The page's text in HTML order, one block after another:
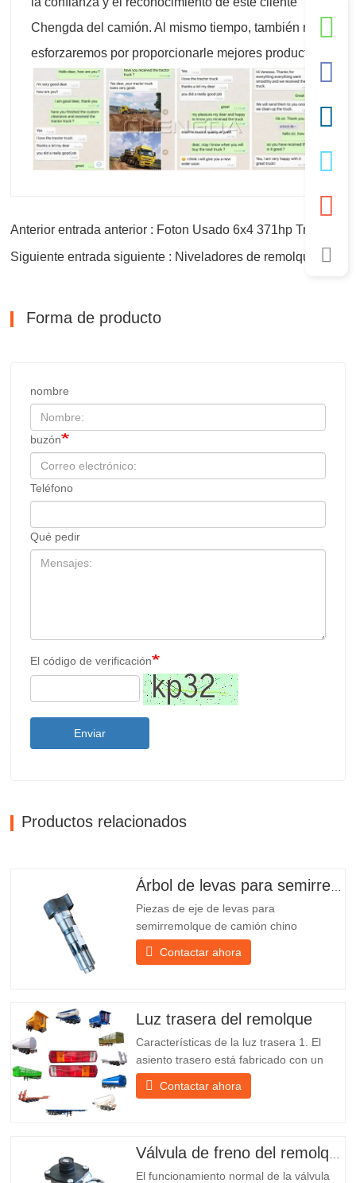
Chengda del camión. Al mismo tiempo, también nos
esforzaremos por proporcionarle mejores productos.
Forma de producto
nombre
buzón
Teléfono
Qué pedir
El código de verificación
Enviar
Productos relacionados
Piezas de eje de levas para
semirremolque de camión chino
PO218971, muy vendidas Presupuesto
Producto Repuestos para remolques
nosotros Chengda Group es un
fabricante chino de semirremolques con
su propia...
Contactar ahora
Luz trasera del remolque
Características de la luz trasera 1. El
asiento trasero está fabricado con un
soporte de hierro, mucho más resistente
que otros materiales. Se incluyen
hierro delante de la pantalla de la
Contactar ahora
El funcionamiento normal de la válvula